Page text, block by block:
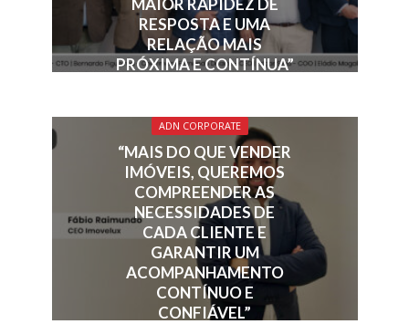
MAIOR RAPIDEZ DE
RESPOSTA E UMA
RELAÇÃO MAIS
PRÓXIMA E CONTÍNUA”
ADN CORPORATE
“MAIS DO QUE VENDER
IMÓVEIS, QUEREMOS
COMPREENDER AS
NECESSIDADES DE
CADA CLIENTE E
GARANTIR UM
ACOMPANHAMENTO
CONTÍNUO E
CONFIÁVEL”